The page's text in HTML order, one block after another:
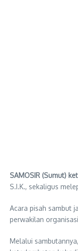
SAMOSIR (Sumut)
S.I.K., sekaligus
Acara pisah sambut
perwakilan
Melalui